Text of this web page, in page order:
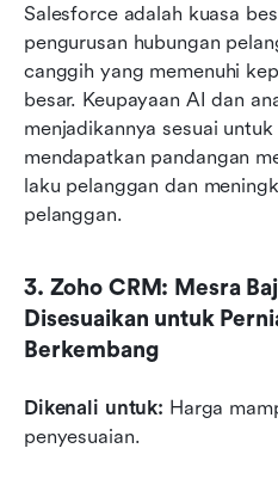
Salesforce adalah kuasa
pengurusan hubungan
canggih yang memenuhi
besar. Keupayaan AI dan
menjadikannya sesuai
mendapatkan pandangan
laku pelanggan dan
pelanggan.
3. Zoho CRM: Mesra
Disesuaikan untuk
Berkembang
Dikenali untuk: Harga
penyesuaian.